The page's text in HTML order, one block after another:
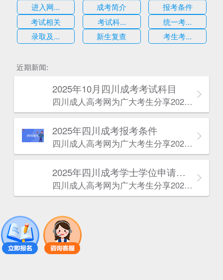
进入网...
成考简介
报考条件
考试相关
考试科...
统一考...
录取及...
新生复查 考生考...
近期新闻:
2025年10月四川成考考试科目
四川成人高考网​为广大考生分享2025年10月四川成考考试科目。为广大在职人员和社会人士提供学历提升的机会。更多四川成考考试信息，欢迎在线访问四川成人高考网。
2025年‌‌‌‌四川成考报考条件
四川成人高考网​为广大考生分享2025年‌‌‌‌四川成考报考条件。为广大在职人员和社会人士提供学历提升的机会。更多四川成考考试信息，欢迎在线访问四川成人高考网。
2025年‌‌‌‌四川成考学士学位申请条件
四川成人高考网​为广大考生分享2025年‌‌‌‌四川成考学士学位申请条件。为广大在职人员和社会人士提供学历提升的机会。更多四川成考考试信息，欢迎在线访问四川成人高考网。